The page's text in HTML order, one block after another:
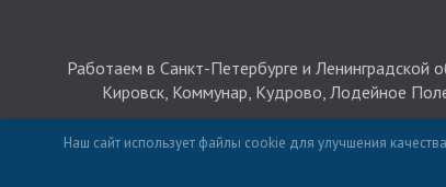
Наш сайт использует файлы cookie для улучшения
Работаем в Санкт-Петербурге и Ленинградской
Кировск, Коммунар, Кудрово, Лодейное
© 2026 Багров-Строй -